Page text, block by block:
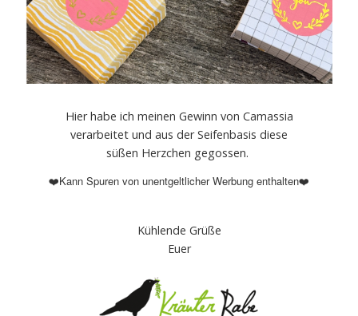
Hier habe ich meinen Gewinn von Camassia
verarbeitet und aus der Seifenbasis diese
süßen Herzchen gegossen.
❤️Kann Spuren von unentgeltlicher Werbung enthalten❤️
Kühlende Grüße
Euer